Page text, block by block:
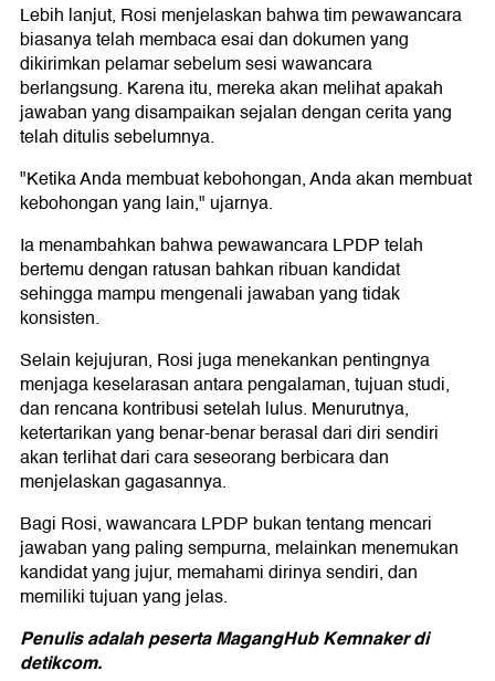
Lebih lanjut, Rosi menjelaskan bahwa tim pewawancara
biasanya telah membaca esai dan dokumen yang
dikirimkan pelamar sebelum sesi wawancara
berlangsung. Karena itu, mereka akan melihat apakah
jawaban yang disampaikan sejalan dengan cerita yang
telah ditulis sebelumnya.
"Ketika Anda membuat kebohongan, Anda akan membuat
kebohongan yang lain," ujarnya.
Ia menambahkan bahwa pewawancara LPDP telah
bertemu dengan ratusan bahkan ribuan kandidat
sehingga mampu mengenali jawaban yang tidak
konsisten.
Selain kejujuran, Rosi juga menekankan pentingnya
menjaga keselarasan antara pengalaman, tujuan studi,
dan rencana kontribusi setelah lulus. Menurutnya,
ketertarikan yang benar-benar berasal dari diri sendiri
akan terlihat dari cara seseorang berbicara dan
menjelaskan gagasannya.
Bagi Rosi, wawancara LPDP bukan tentang mencari
jawaban yang paling sempurna, melainkan menemukan
kandidat yang jujur, memahami dirinya sendiri, dan
memiliki tujuan yang jelas.
Penulis adalah peserta MagangHub Kemnaker di
detikcom.